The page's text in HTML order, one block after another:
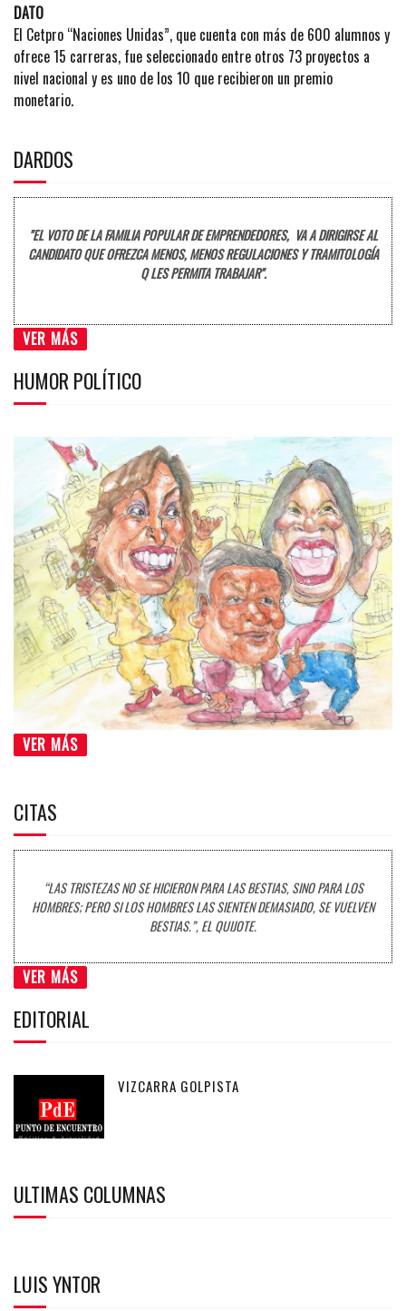
DATO
El Cetpro “Naciones Unidas”, que cuenta con más de 600 alumnos y
ofrece 15 carreras, fue seleccionado entre otros 73 proyectos a
nivel nacional y es uno de los 10 que recibieron un premio
monetario.
DARDOS
"EL VOTO DE LA FAMILIA POPULAR DE EMPRENDEDORES, VA A DIRIGIRSE AL
CANDIDATO QUE OFREZCA MENOS, MENOS REGULACIONES Y TRAMITOLOGÍA
Q LES PERMITA TRABAJAR".
VER MÁS
HUMOR POLÍTICO
VER MÁS
CITAS
“LAS TRISTEZAS NO SE HICIERON PARA LAS BESTIAS, SINO PARA LOS
HOMBRES; PERO SI LOS HOMBRES LAS SIENTEN DEMASIADO, SE VUELVEN
BESTIAS.”, EL QUIJOTE.
VER MÁS
EDITORIAL
VIZCARRA GOLPISTA
ULTIMAS COLUMNAS
LUIS YNTOR